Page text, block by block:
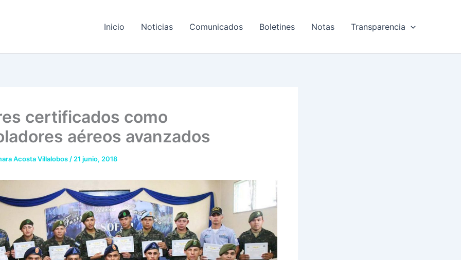
Inicio Noticias Comunicados Boletines Notas Transparencia
certificados como
aéreos avanzados
Acosta Villalobos / 21 junio, 2018